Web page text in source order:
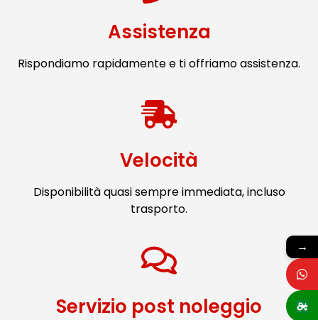
Assistenza
Rispondiamo rapidamente e ti offriamo assistenza.
Velocità
Disponibilità quasi sempre immediata, incluso
trasporto.
Servizio post noleggio
→